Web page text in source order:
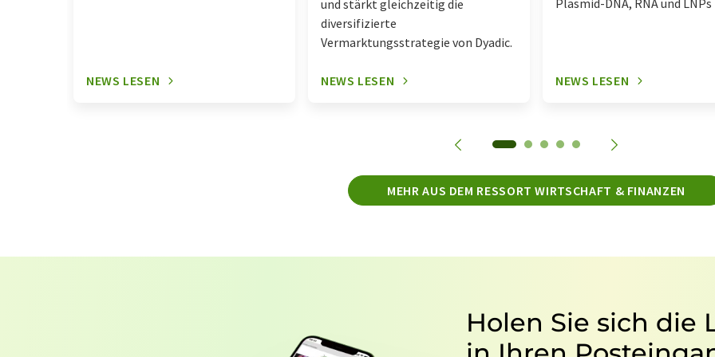
NEWS LESEN
und stärkt gleichzeitig die
diversifizierte
Vermarktungsstrategie von Dyadic.
NEWS LESEN
Plasmid-DNA, RNA und LNPs
NEWS LESEN
MEHR AUS DEM RESSORT WIRTSCHAFT & FINANZEN
Holen Sie sich die